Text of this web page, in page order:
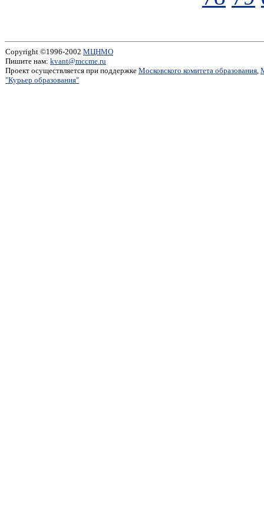
Copyright ©1996-2002 МЦНМО
Пишите нам: kvant@mccme.ru
Проект осуществляется при поддержке Московского комитета образования,
"Курьер образования"